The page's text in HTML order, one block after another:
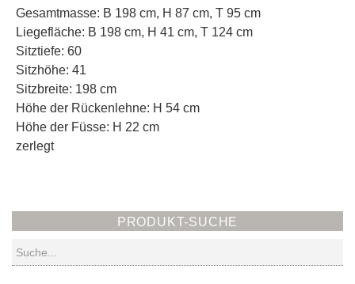
Gesamtmasse: B 198 cm, H 87 cm, T 95 cm
Liegefläche: B 198 cm, H 41 cm, T 124 cm
Sitztiefe: 60
Sitzhöhe: 41
Sitzbreite: 198 cm
Höhe der Rückenlehne: H 54 cm
Höhe der Füsse: H 22 cm
zerlegt
PRODUKT-SUCHE
Suchen